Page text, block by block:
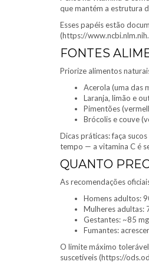
que mantém a estrutura
Esses papéis estão
(https://
FONTES
Priorize alimentos
Acerola (uma das
Laranja, limão e
Pimentões
Brócolis e couve
Dicas práticas: faça
tempo — a vitamina C é
QUANTO
As recomendações
Homens adultos:
Mulheres adultas:
Gestantes: ~85
Fumantes:
O limite máximo
suscetíveis (https://